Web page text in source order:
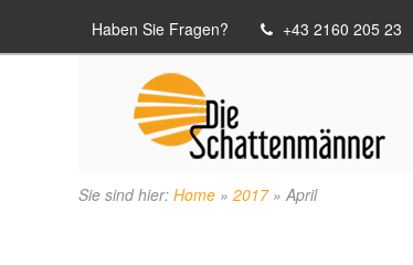
Haben Sie Fragen? +43 2160 205 23
Sie sind hier: Home » 2017»April